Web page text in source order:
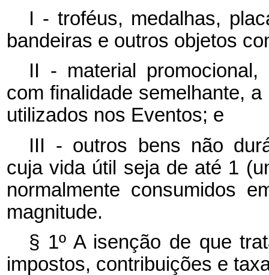
I - troféus, medalhas,
bandeiras e outros objetos
II - material
com finalidade semelhante,
utilizados nos Eventos; e
III - outros bens não
cuja vida útil seja de até 1
normalmente consumidos
magnitude.
§ 1º A isenção de que
impostos, contribuições e